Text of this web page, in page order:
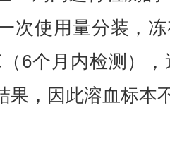
次使用量分装，
6个月内检测）
果，因此溶血标本